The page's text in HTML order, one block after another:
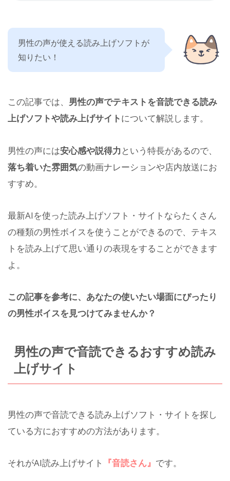
男性の声が使える読み上げソフトが
知りたい！
この記事では、 男性の声でテキストを音読できる読み
上げソフトや読み上げサイトについて解説します。
男性の声には安心感や説得力 という特長があるので、
落ち着いた雰囲気の動画ナレーションや店内放送にお
すすめ。
最新AIを使った読み上げソフト・サイトならたくさん
の種類の男性ボイスを使うことができるので、テキス
トを読み上げて思い通りの表現をすることができます
よ。
この記事を参考に、あなたの使いたい場面にぴったり
の男性ボイスを見つけてみませんか？
男性の声で音読できるおすすめ読み
上げサイト
男性の声で音読できる読み上げソフト・サイトを探し
ている方におすすめの方法があります。
それがAI読み上げサイト 『音読さん』 です。